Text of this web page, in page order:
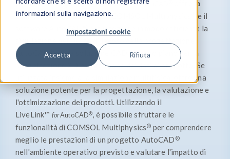
informazioni sulla navigazione.
Impostazioni cookie
Accetta Rifiuta
Il prodotto aggiuntivo LiveLink™forAutoCAD
offre la
connettività tra il software COMSOL Multiphysics
e il
software AutoCAD
per integrare in modo efficiente la
AutoCAD
è una soluzione CAD di primo piano per la
progettazione 3D e la gestione dei dati di prodotto. Se
utilizzata insieme alla simulazione multifisica, offre una
soluzione potente per la progettazione, la valutazione e
l'ottimizzazione dei prodotti. Utilizzando il
LiveLink™ forAutoCAD®, è possibile sfruttare le
funzionalità di COMSOL Multiphysics® per comprendere
meglio le prestazioni di un progetto AutoCAD ®
nell'ambiente operativo previsto e valutare l'impatto di